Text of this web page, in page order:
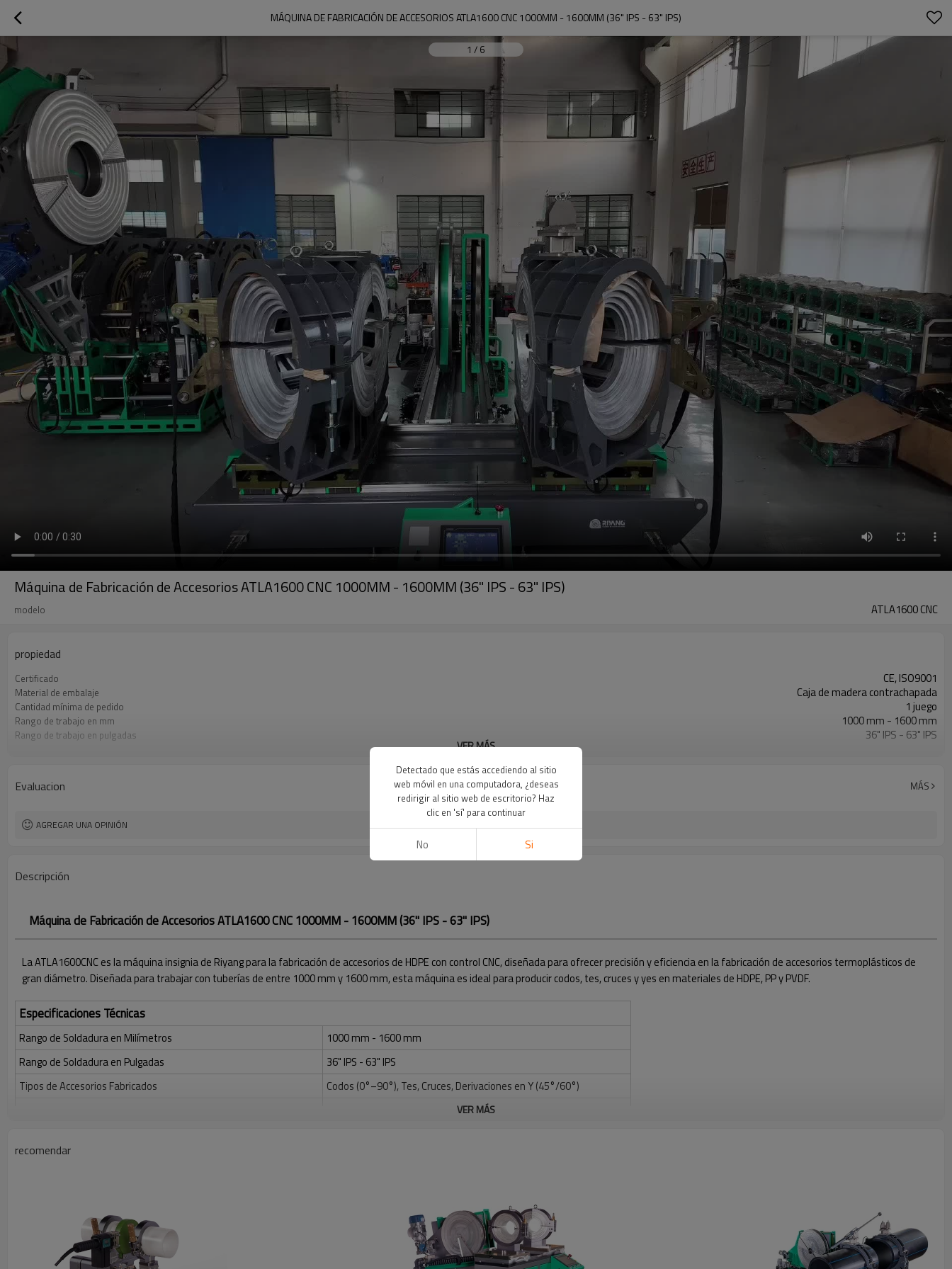
MÁQUINA DE FABRICACIÓN DE ACCESORIOS ATLA1600 CNC 1000MM - 1600MM (36" IPS - 63" IPS)
1 / 6
Máquina de Fabricación de Accesorios ATLA1600 CNC 1000MM - 1600MM (36" IPS - 63" IPS)
modelo ATLA1600 CNC
propiedad
Certificado CE, ISO9001
Material de embalaje Caja de madera contrachapada
Cantidad mínima de pedido 1 juego
Rango de trabajo en mm 1000 mm - 1600 mm
Rango de trabajo en pulgadas 36" IPS - 63" IPS
ISO21307, DVS2207, ASTM F2620, etc.
VER MÁS
Evaluacion MÁS
AGREGAR UNA OPINIÓN
Descripción
Máquina de Fabricación de Accesorios ATLA1600 CNC 1000MM - 1600MM (36" IPS - 63" IPS)
La ATLA1600CNC es la máquina insignia de Riyang para la fabricación de accesorios de HDPE con control CNC, diseñada para ofrecer precisión y eficiencia en la fabricación de accesorios termoplásticos de
gran diámetro. Diseñada para trabajar con tuberías de entre 1000 mm y 1600 mm, esta máquina es ideal para producir codos, tes, cruces y yes en materiales de HDPE, PP y PVDF.
Especificaciones Técnicas
Rango de Soldadura en Milímetros
1000 mm - 1600 mm
Rango de Soldadura en Pulgadas
36" IPS - 63" IPS
Tipos de Accesorios Fabricados
Codos (0°–90°), Tes, Cruces, Derivaciones en Y (45°/60°)
Fuente de Alimentación
VER MÁS
recomendar
Detectado que estás accediendo al sitio
web móvil en una computadora, ¿deseas
redirigir al sitio web de escritorio? Haz
clic en 'sí' para continuar
No Si